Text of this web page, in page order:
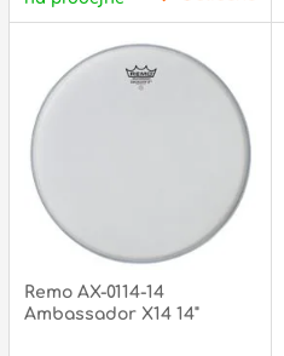
Remo AX-0114-14
Ambassador X14 14"